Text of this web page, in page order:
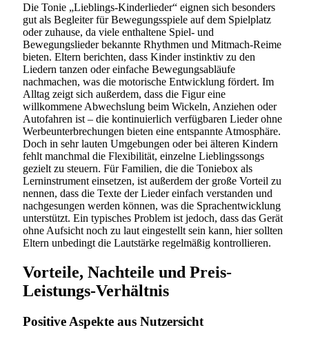
Die Tonie „Lieblings-Kinderlieder“ eignen sich besonders
gut als Begleiter für Bewegungsspiele auf dem Spielplatz
oder zuhause, da viele enthaltene Spiel- und
Bewegungslieder bekannte Rhythmen und Mitmach-Reime
bieten. Eltern berichten, dass Kinder instinktiv zu den
Liedern tanzen oder einfache Bewegungsabläufe
nachmachen, was die motorische Entwicklung fördert. Im
Alltag zeigt sich außerdem, dass die Figur eine
willkommene Abwechslung beim Wickeln, Anziehen oder
Autofahren ist – die kontinuierlich verfügbaren Lieder ohne
Werbeunterbrechungen bieten eine entspannte Atmosphäre.
Doch in sehr lauten Umgebungen oder bei älteren Kindern
fehlt manchmal die Flexibilität, einzelne Lieblingssongs
gezielt zu steuern. Für Familien, die die Toniebox als
Lerninstrument einsetzen, ist außerdem der große Vorteil zu
nennen, dass die Texte der Lieder einfach verstanden und
nachgesungen werden können, was die Sprachentwicklung
unterstützt. Ein typisches Problem ist jedoch, dass das Gerät
ohne Aufsicht noch zu laut eingestellt sein kann, hier sollten
Eltern unbedingt die Lautstärke regelmäßig kontrollieren.
Vorteile, Nachteile und Preis-
Leistungs-Verhältnis
Positive Aspekte aus Nutzersicht